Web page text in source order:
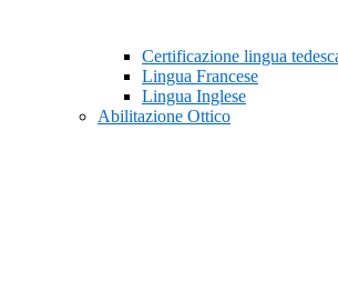
Certificazione lingua
Lingua Francese
Lingua Inglese
Abilitazione Ottico